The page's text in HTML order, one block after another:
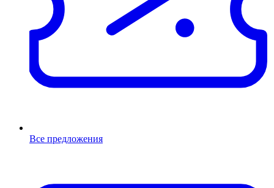
Все предложения